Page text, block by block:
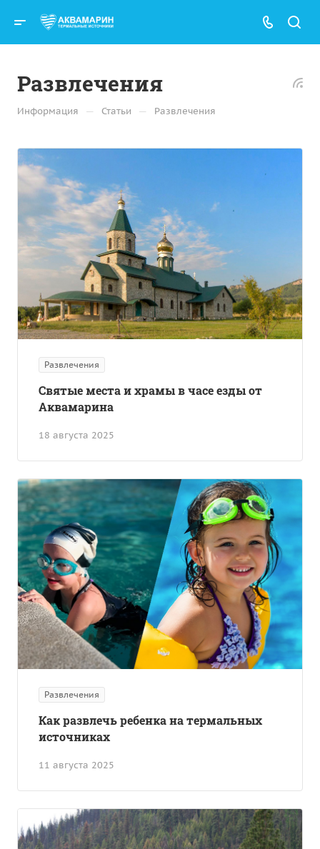
Развлечения
Информация — Статьи — Развлечения
Развлечения
18 августа 2025
Святые места и храмы в часе езды от
Аквамарина
Развлечения
11 августа 2025
Как развлечь ребенка на термальных
источниках